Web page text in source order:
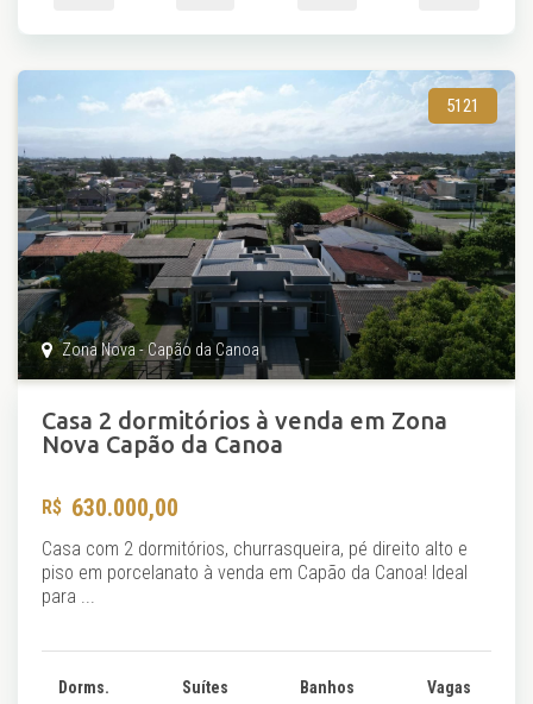
5121
Zona Nova - Capão da Canoa
Casa 2 dormitórios à venda em Zona
Nova Capão da Canoa
630.000,00
Casa com 2 dormitórios, churrasqueira, pé direito alto e
piso em porcelanato à venda em Capão da Canoa! Ideal
para ...
Dorms. Suítes Banhos Vagas